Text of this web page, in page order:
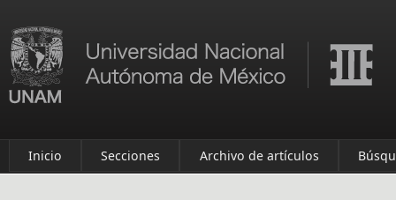
Inicio Secciones Archivo de artículos